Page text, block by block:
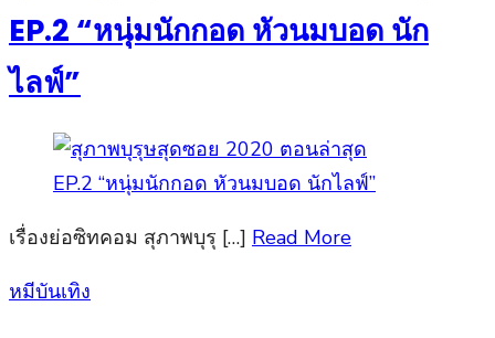
EP.2 “หนุ่มนักกอด หัวนมบอด นัก
ไลฟ์”
เรื่องย่อซิทคอม สุภาพบุรุ […] Read More
Posted
หมีบันเทิง